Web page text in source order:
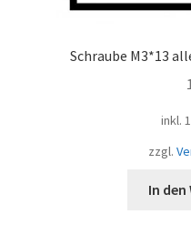
Schraube M3*13
inkl.
zzgl.
In